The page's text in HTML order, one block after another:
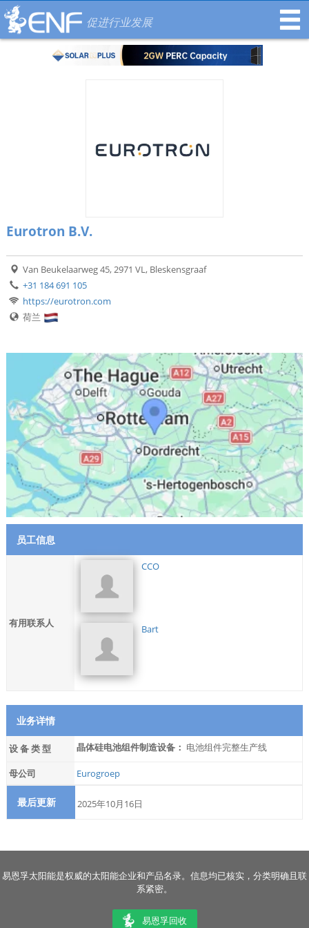
促进行业发展
Eurotron B.V.
Van Beukelaarweg 45, 2971 VL, Bleskensgraaf
+31 184 691 105
https://eurotron.com
荷兰
员工信息
有用联系人
CCO
Bart
业务详情
设 备 类 型 晶体硅电池组件制造设备： 电池组件完整生产线
母公司 Eurogroep
最后更新 2025年10月16日
易恩孚太阳能是权威的太阳能企业和产品名录。信息均已核实，分类明确且联
系紧密。
易恩孚回收